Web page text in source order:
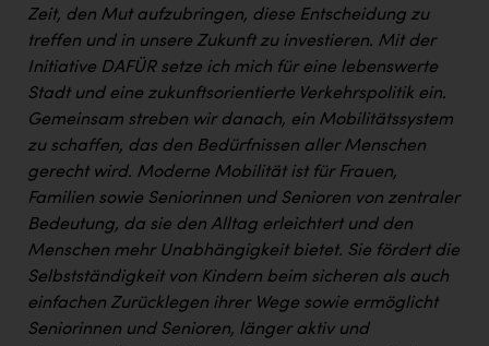
SCRI - Salzburg Cancer Research Institute
SCHMACHTL GmbH
Schwingshandl - automation technology gmbh
Seher + Partner
Smurfit Westrock Nettingsdorf
TCL
TGW Logistics
TRAILOMAT & Cycling Austria
VERITAS
Zeit, den Mut aufzubringen, diese Entscheidung zu
treffen und in unsere Zukunft zu investieren. Mit der
Initiative DAFÜR setze ich mich für eine lebenswerte
Stadt und eine zukunftsorientierte Verkehrspolitik ein.
Gemeinsam streben wir danach, ein Mobilitätssystem
zu schaffen, das den Bedürfnissen aller Menschen
gerecht wird. Moderne Mobilität ist für Frauen,
Familien sowie Seniorinnen und Senioren von zentraler
Bedeutung, da sie den Alltag erleichtert und den
Menschen mehr Unabhängigkeit bietet. Sie fördert die
Selbstständigkeit von Kindern beim sicheren als auch
einfachen Zurücklegen ihrer Wege sowie ermöglicht
Seniorinnen und Senioren, länger aktiv und